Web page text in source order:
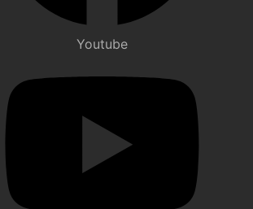
Youtube